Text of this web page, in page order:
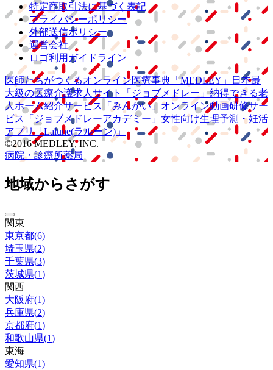
特定商取引法に基づく表記
プライバシーポリシー
外部送信ポリシー
運営会社
ロゴ利用ガイドライン
医師たちがつくるオンライン医療事典 「MEDLEY」
日本最
大級の医療介護求人サイト 「ジョブメドレー」納得できる老
人ホーム紹介サービス
「みんかい」 オンライン動画研修サー
ビス
「ジョブメドレーアカデミー」 女性向け生理予測・妊活
アプリ「Lalune(ラルーン)」
©2016 MEDLEY, INC.
病院・診療所薬局
地域からさがす
関東
東京都(6)
埼玉県(2)
千葉県(3)
茨城県(1)
関西
大阪府(1)
兵庫県(2)
京都府(1)
和歌山県(1)
東海
愛知県(1)